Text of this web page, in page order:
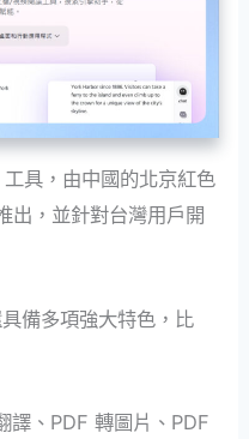
具，由中國的北京紅色
出，並針對台灣用戶開
備多項強大特色，比
譯、PDF 轉圖片、PDF